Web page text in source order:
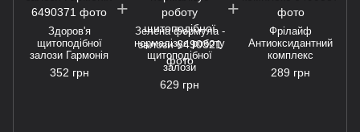
Здоров'я
щитоподібної
залози Гармонія
352 грн
Зелена формула -
нормалізує роботу
щитоподібної
залози
629 грн
Фрілайф
Антиоксидантний
комплекс
289 грн